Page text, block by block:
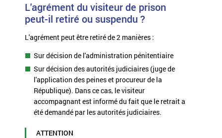
L'agrément du visiteur de prison
peut-il retiré ou suspendu ?
L'agrément peut être retiré de 2 manières :
Sur décision de l'administration pénitentiaire
Sur décision des autorités judiciaires (juge de
l'application des peines et procureur de la
République). Dans ce cas, le visiteur
accompagnant est informé du fait que le retrait a
été demandé par les autorités judiciaires.
ATTENTION